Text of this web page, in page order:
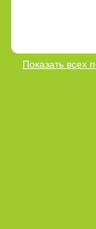
Показать всех